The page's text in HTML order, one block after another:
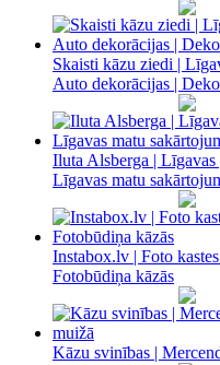
Skaisti kāzu ziedi |
Auto dekorācijas |
Iluta Alsberga | Līgavas
Līgavas matu
Instabox.lv | Foto
Fotobūdiņa kāzās
Kāzu svinības |